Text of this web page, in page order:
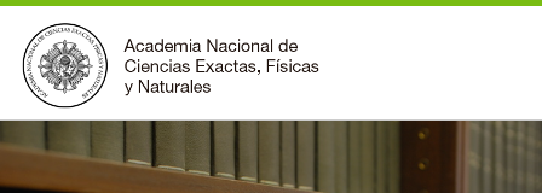
INSTITUCIONAL